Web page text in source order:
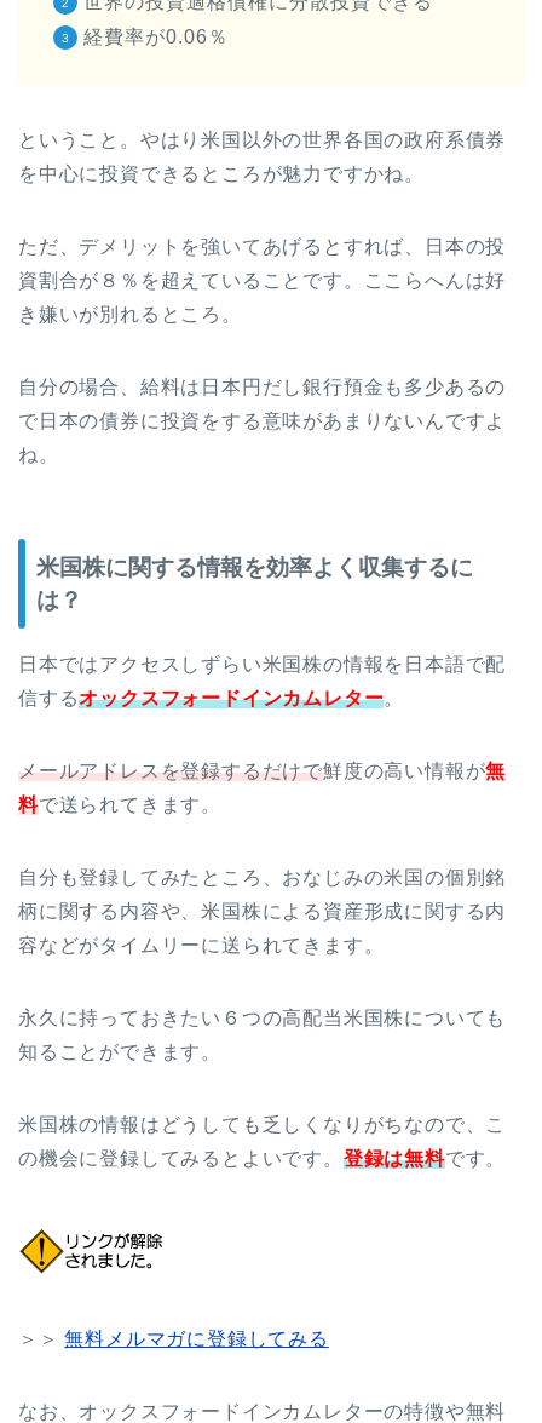
経費率が0.06％
ということ。やはり米国以外の世界各国の政府系債券
を中心に投資できるところが魅力ですかね。
ただ、デメリットを強いてあげるとすれば、日本の投
資割合が８％を超えていることです。ここらへんは好
き嫌いが別れるところ。
自分の場合、給料は日本円だし銀行預金も多少あるの
で日本の債券に投資をする意味があまりないんですよ
ね。
米国株に関する情報を効率よく収集するに
は？
日本ではアクセスしずらい米国株の情報を日本語で配
信するオックスフォードインカムレター。
メールアドレスを登録するだけで鮮度の高い情報が無
料で送られてきます。
自分も登録してみたところ、おなじみの米国の個別銘
柄に関する内容や、米国株による資産形成に関する内
容などがタイムリーに送られてきます。
永久に持っておきたい６つの高配当米国株についても
知ることができます。
米国株の情報はどうしても乏しくなりがちなので、こ
の機会に登録してみるとよいです。 登録は無料です。
＞＞無料メルマガに登録してみる
なお、オックスフォードインカムレターの特徴や無料